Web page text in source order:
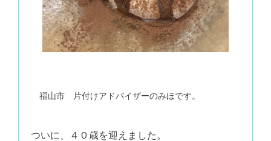
福山市 片付けアドバイザーのみほです。
ついに、４０歳を迎えました。